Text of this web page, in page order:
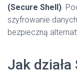
(Secure Shell).
szyfrowanie
bezpieczną
Jak działa